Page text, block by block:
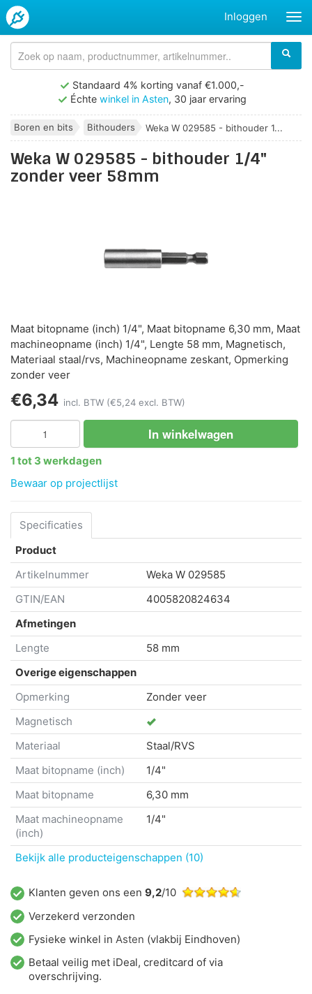
Inloggen
Standaard 4% korting vanaf €1.000,-
Échte winkel in Asten, 30 jaar ervaring
Boren en bits Bithouders Weka W 029585 - bithouder 1...
Weka W 029585 - bithouder 1/4"
zonder veer 58mm
Maat bitopname (inch) 1/4", Maat bitopname 6,30 mm, Maat
machineopname (inch) 1/4", Lengte 58 mm, Magnetisch,
Materiaal staal/rvs, Machineopname zeskant, Opmerking
zonder veer
€6,34 incl. BTW (€5,24 excl. BTW)
In winkelwagen
1 tot 3 werkdagen
Bewaar op projectlijst
Specificaties
Product
Artikelnummer
Weka W 029585
GTIN/EAN
4005820824634
Afmetingen
Lengte
58 mm
Overige eigenschappen
Opmerking
Zonder veer
Magnetisch
Materiaal
Staal/RVS
Maat bitopname (inch)
1/4"
Maat bitopname
6,30 mm
Maat machineopname
(inch)
1/4"
Bekijk alle producteigenschappen (10)
Klanten geven ons een 9,2/10
Verzekerd verzonden
Fysieke winkel in Asten (vlakbij Eindhoven)
Betaal veilig met iDeal, creditcard of via
overschrijving.